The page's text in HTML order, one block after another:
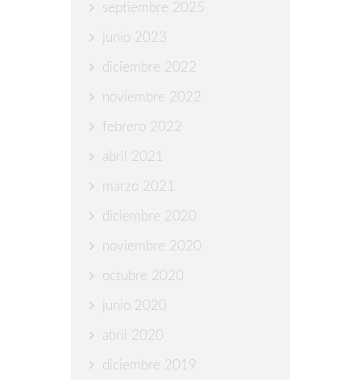
septiembre 2025
junio 2023
diciembre 2022
noviembre 2022
febrero 2022
abril 2021
marzo 2021
diciembre 2020
noviembre 2020
octubre 2020
junio 2020
abril 2020
diciembre 2019